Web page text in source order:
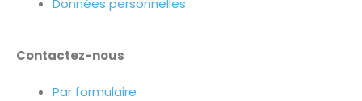
Contactez-nous
Par formulaire